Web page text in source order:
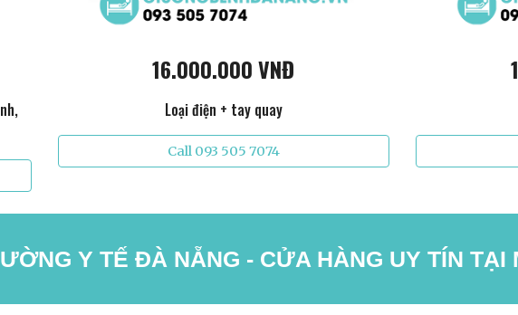
16.000.000 VNĐ
Loại điện + tay quay
Call 093 505 7074
Y TẾ ĐÀ NẴNG - CỬA HÀNG UY TÍN TẠI